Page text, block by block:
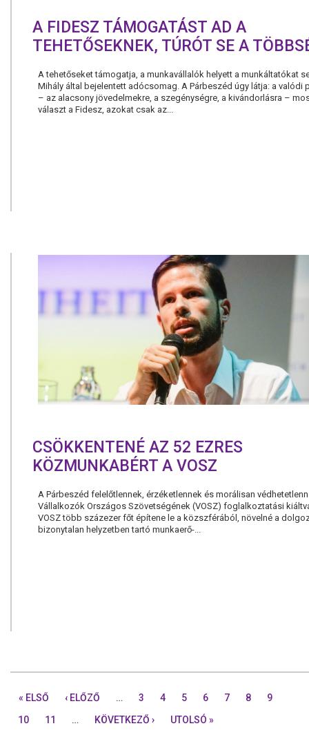
A FIDESZ TÁMOGATÁST AD A
TEHETŐSEKNEK, TÚRÓT SE A
A tehetőseket támogatja, a munkavállalók helyett a munkáltatókat
Mihály által bejelentett adócsomag. A Párbeszéd úgy látja: a valódi
– az alacsony jövedelmekre, a szegénységre, a kivándorlásra –
választ a Fidesz, azokat csak az...
CSÖKKENTENÉ AZ 52 EZRES
KÖZMUNKABÉRT A VOSZ
A Párbeszéd felelőtlennek, érzéketlennek és morálisan
Vállalkozók Országos Szövetségének (VOSZ) foglalkoztatási
VOSZ több százezer főt építene le a közszférából, növelné a
bizonytalan helyzetben tartó munkaerő-...
« ELSŐ ‹ ELŐZŐ … 3 4 5 6 7 8
9
10
11 … KÖVETKEZŐ › UTOLSÓ »